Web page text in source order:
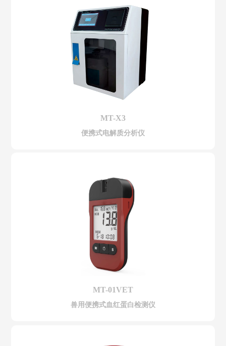
MT-X3
便携式电解质分析仪
MT-01VET
兽用便携式血红蛋白检测仪